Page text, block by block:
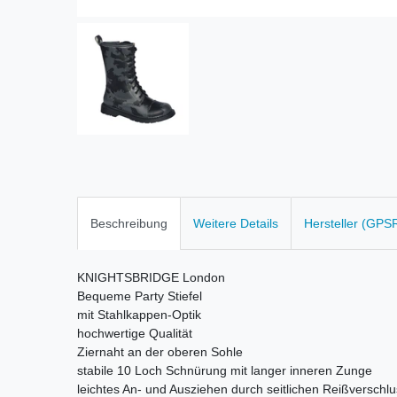
Beschreibung Weitere Details Hersteller
KNIGHTSBRIDGE London
Bequeme Party Stiefel
mit Stahlkappen-Optik
hochwertige Qualität
Ziernaht an der oberen Sohle
stabile 10 Loch Schnürung mit langer inneren Zunge
leichtes An- und Ausziehen durch seitlichen